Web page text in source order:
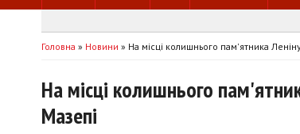
Головна » Новини » На місці колишнього пам'ятника
На місці колишнього
Мазепі